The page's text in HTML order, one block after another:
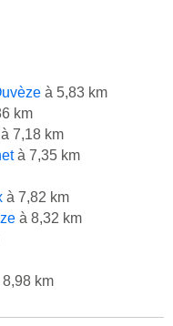
à 5,83 km
km
à 7,18 km
à 7,35 km
à 7,82 km
à 8,32 km
8,98 km